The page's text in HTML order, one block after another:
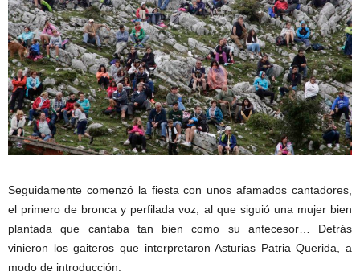
Seguidamente comenzó la fiesta con unos afamados cantadores,
el primero de bronca y perfilada voz, al que siguió una mujer bien
plantada que cantaba tan bien como su antecesor… Detrás
vinieron los gaiteros que interpretaron Asturias Patria Querida, a
modo de introducción.